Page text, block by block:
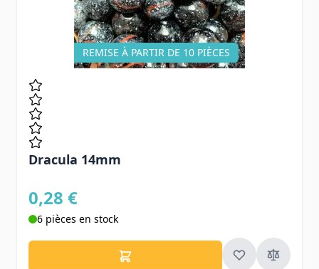
REMISE À PARTIR DE 10 PIÈCES
Dracula 14mm
0,28 €
6 pièces en stock